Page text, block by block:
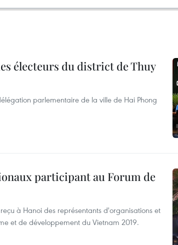
électeurs du district de Thuy
parlementaire de la ville de Hai Phong
participant au Forum de
à Hanoi des représentants d'organisations et
et de développement du Vietnam 2019.